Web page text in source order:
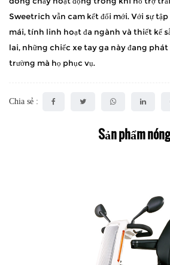
Sweetrich vẫn cam kết đổi mới. Với sự
mái, tính linh hoạt đa ngành và thiết kế
lai, những chiếc xe tay ga này đang
trường mà họ phục vụ.
Chia sẻ :
Sản phẩm nóng